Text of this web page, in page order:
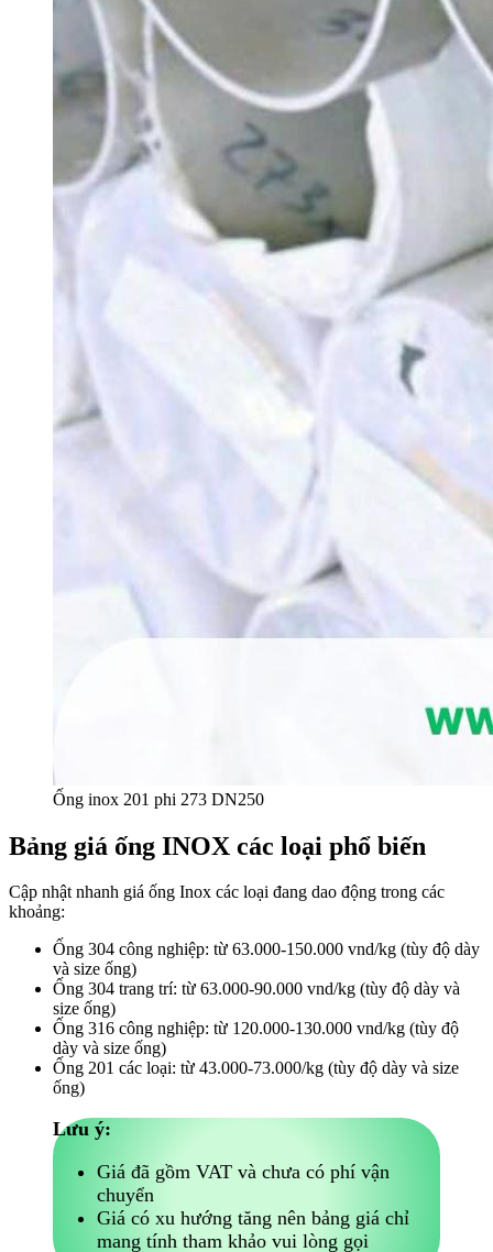
Ống inox 201 phi 273 DN250
Bảng giá ống INOX các loại phổ biến
Cập nhật nhanh giá ống Inox các loại đang dao động trong các
khoảng:
Ống 304 công nghiệp: từ 63.000-150.000 vnd/kg (tùy độ dày
và size ống)
Ống 304 trang trí: từ 63.000-90.000 vnd/kg (tùy độ dày và
size ống)
Ống 316 công nghiệp: từ 120.000-130.000 vnd/kg (tùy độ
dày và size ống)
Ống 201 các loại: từ 43.000-73.000/kg (tùy độ dày và size
ống)
Lưu ý:
Giá đã gồm VAT và chưa có phí vận
chuyển
Giá có xu hướng tăng nên bảng giá chỉ
mang tính tham khảo vui lòng gọi